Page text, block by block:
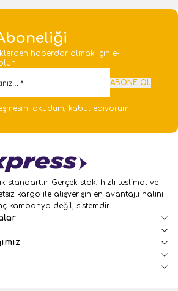
haberdar olmak için e-
ABONE OL
okudum, kabul ediyorum.
standarttır. Gerçek stok, hızlı teslimat ve
kargo ile alışverişin en avantajlı halini
kampanya değil, sistemdir.